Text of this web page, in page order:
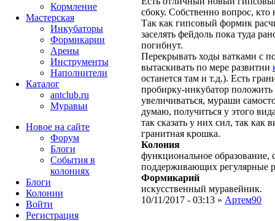
сбоку. Собственно вопрос, кто
Так как гипсовый формик
заселять фейдоль пока туда
погибнут.
Перекрывать ходы ватками с
вытаскивать по мере развитии
останется там и т.д.). Есть
пробирку-инкубатор
увеличиваться, мураши
думаю, получиться у этого
так сказать у них сил, так как
гранитная крошка.
Колония
функциональное образование,
поддерживающих регулярные
Формикарий
искусственный муравейник.
10/11/2017 - 03:13 » Артем90
Кормление
Мастерская
Инкубаторы
Формикарии
Арены
Инструменты
Наполнители
Каталог
antclub.ru
Муравьи
Новое на сайте
Форум
Блоги
События в
колониях
Блоги
Колонии
Войти
Peгиcтpaция